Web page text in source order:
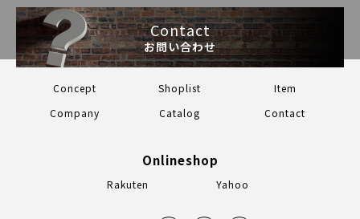
Contact
お問い合わせ
Concept Shoplist
Item
Company
Catalog Contact
Onlineshop
Rakuten Yahoo